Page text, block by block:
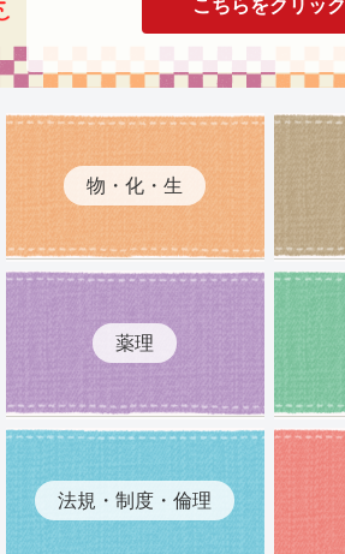
こちらをクリック
物・化・生
薬理
法規・制度・倫理